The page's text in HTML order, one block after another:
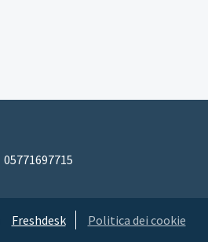
05771697715
Freshdesk Politica dei cookie